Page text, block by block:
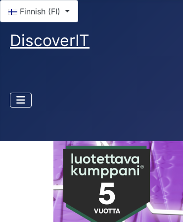
Finnish (FI)
DiscoverIT